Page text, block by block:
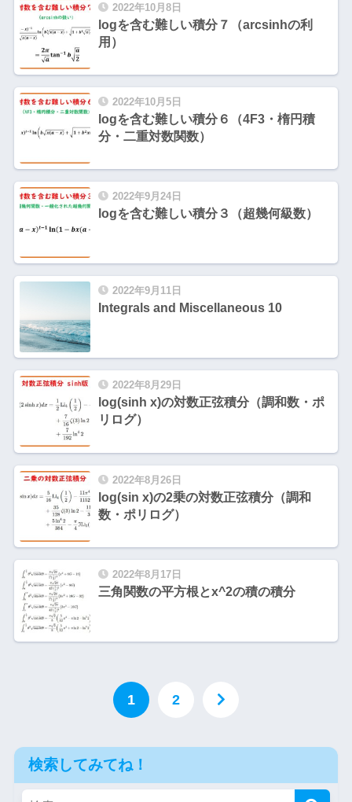
2022年10月8日
logを含む難しい積分７（arcsinhの利
用）
2022年10月5日
logを含む難しい積分６（4F3・楕円積
分・二重対数関数）
2022年9月24日
logを含む難しい積分３（超幾何級数）
2022年9月11日
Integrals and Miscellaneous 10
2022年8月29日
log(sinh x)の対数正弦積分（調和数・ポ
リログ）
2022年8月26日
log(sin x)の2乗の対数正弦積分（調和
数・ポリログ）
2022年8月17日
三角関数の平方根とx^2の積の積分
1 2
検索してみてね！